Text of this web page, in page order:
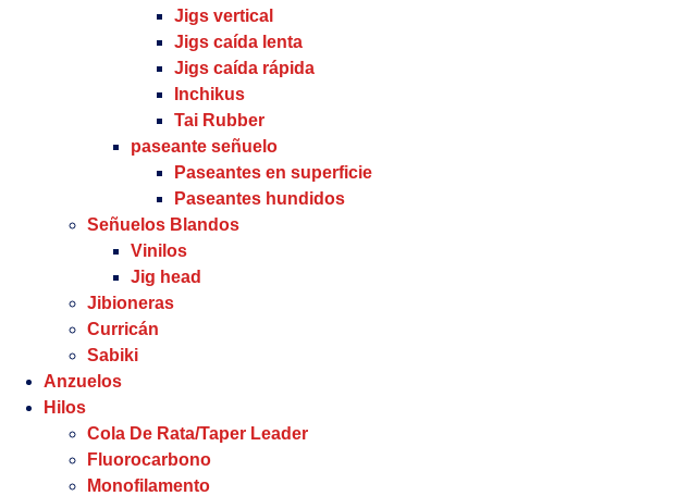
Jigs vertical
Jigs caída lenta
Jigs caída rápida
Inchikus
Tai Rubber
paseante señuelo
Paseantes en superficie
Paseantes hundidos
Señuelos Blandos
Vinilos
Jig head
Jibioneras
Curricán
Sabiki
Anzuelos
Hilos
Cola De Rata/Taper Leader
Fluorocarbono
Monofilamento